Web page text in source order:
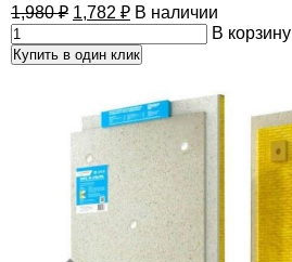
1,980₽ 1,782 ₽ В наличии
В корзину
Купить в один клик